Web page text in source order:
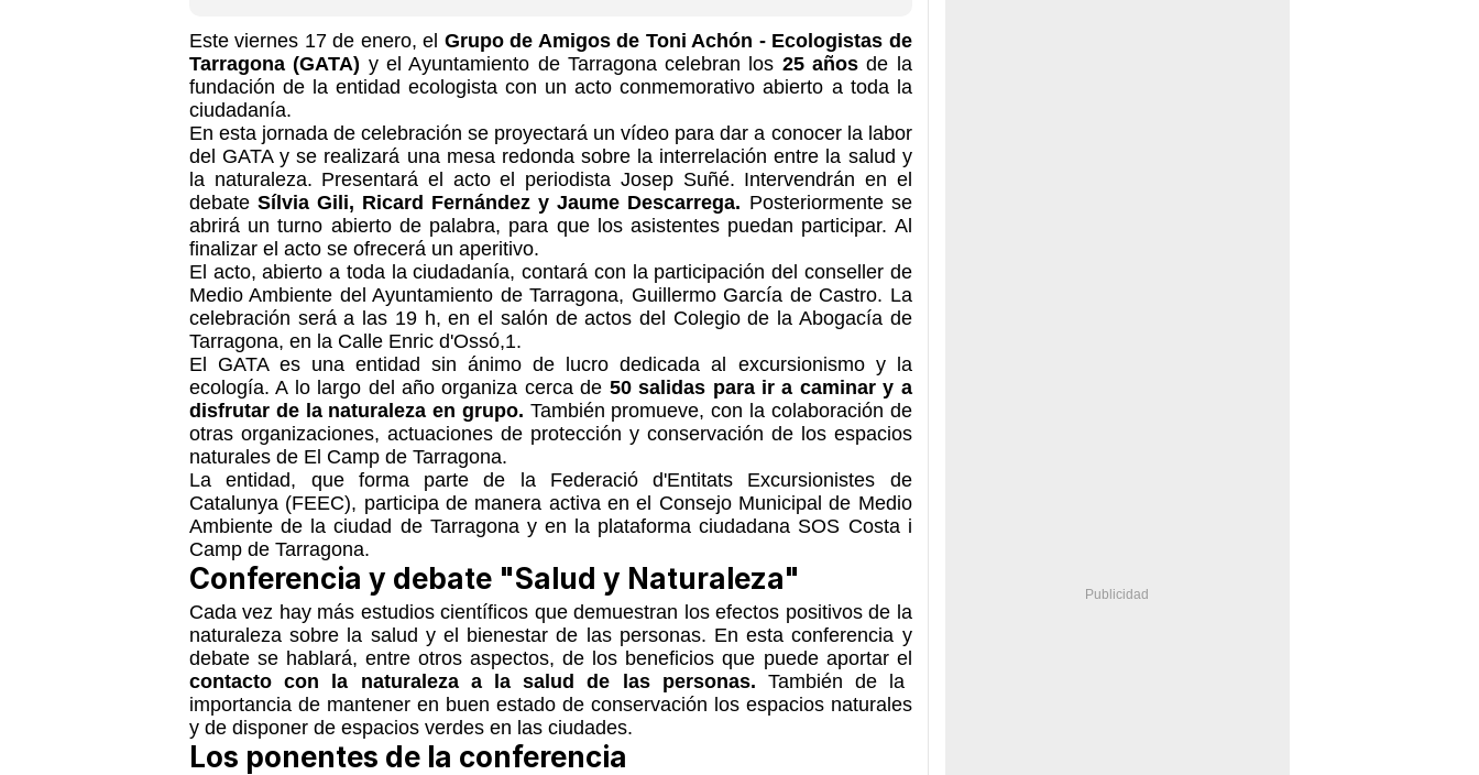
Este viernes 17 de enero, el Grupo de Amigos de Toni Achón - Ecologistas de
Tarragona (GATA) y el Ayuntamiento de Tarragona celebran los 25 años de la
fundación de la entidad ecologista con un acto conmemorativo abierto a toda la
ciudadanía.
En esta jornada de celebración se proyectará un vídeo para dar a conocer la labor
del GATA y se realizará una mesa redonda sobre la interrelación entre la salud y
la naturaleza. Presentará el acto el periodista Josep Suñé. Intervendrán en el
debate Sílvia Gili, Ricard Fernández y Jaume Descarrega. Posteriormente se
abrirá un turno abierto de palabra, para que los asistentes puedan participar. Al
finalizar el acto se ofrecerá un aperitivo.
El acto, abierto a toda la ciudadanía, contará con la participación del conseller de
Medio Ambiente del Ayuntamiento de Tarragona, Guillermo García de Castro. La
celebración será a las 19 h, en el salón de actos del Colegio de la Abogacía de
Tarragona, en la Calle Enric d'Ossó,1.
El GATA es una entidad sin ánimo de lucro dedicada al excursionismo y la
ecología. A lo largo del año organiza cerca de 50 salidas para ir a caminar y a
disfrutar de la naturaleza en grupo. También promueve, con la colaboración de
otras organizaciones, actuaciones de protección y conservación de los espacios
naturales de El Camp de Tarragona.
La entidad, que forma parte de la Federació d'Entitats Excursionistes de
Catalunya (FEEC), participa de manera activa en el Consejo Municipal de Medio
Ambiente de la ciudad de Tarragona y en la plataforma ciudadana SOS Costa i
Camp de Tarragona.
Conferencia y debate "Salud y Naturaleza"
Cada vez hay más estudios científicos que demuestran los efectos positivos de la
naturaleza sobre la salud y el bienestar de las personas. En esta conferencia y
debate se hablará, entre otros aspectos, de los beneficios que puede aportar el
contacto con la naturaleza a la salud de las personas. También de la
importancia de mantener en buen estado de conservación los espacios naturales
y de disponer de espacios verdes en las ciudades.
Los ponentes de la conferencia